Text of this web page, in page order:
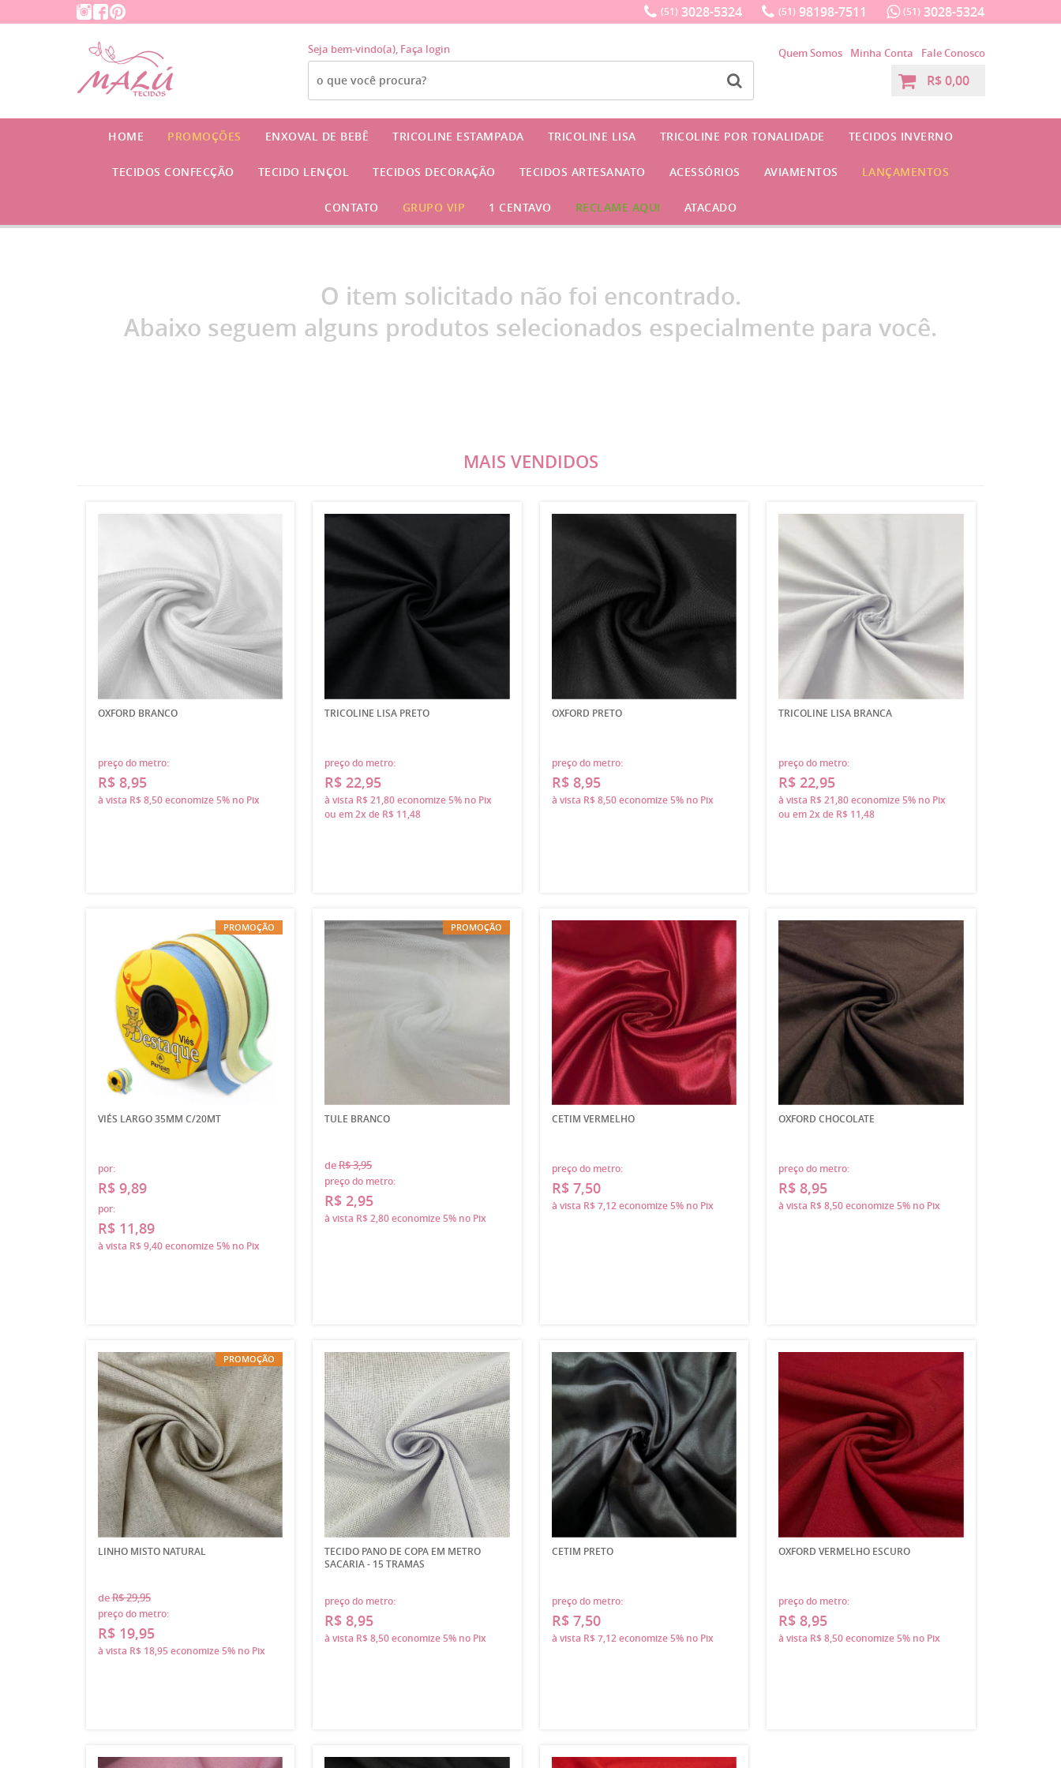
(51) 3028-5324 (51) 98198-7511 (51) 3028-5324
Seja bem-vindo(a), Faça login Quem Somos Minha Conta Fale Conosco
R$ 0,00
HOME PROMOÇÕES ENXOVAL DE BEBÊ TRICOLINE ESTAMPADA TRICOLINE LISA TRICOLINE POR TONALIDADE TECIDOS INVERNO
TECIDOS CONFECÇÃO TECIDO LENÇOL TECIDOS DECORAÇÃO TECIDOS ARTESANATO ACESSÓRIOS AVIAMENTOS LANÇAMENTOS
CONTATO GRUPO VIP 1 CENTAVO RECLAME AQUI ATACADO
O item solicitado não foi encontrado.
Abaixo seguem alguns produtos selecionados especialmente para você.
MAIS VENDIDOS
OXFORD BRANCO
preço do metro:
R$ 8,95
à vista R$ 8,50economize5% no Pix
TRICOLINE LISA PRETO
preço do metro:
R$ 22,95
à vista R$ 21,80economize5% no Pix
ou em2x de R$ 11,48
OXFORD PRETO
preço do metro:
R$ 8,95
à vista R$ 8,50economize5% no Pix
TRICOLINE LISA BRANCA
preço do metro:
R$ 22,95
à vista R$ 21,80economize5% no Pix
ou em2x de R$ 11,48
PROMOÇÃO
VIÉS LARGO 35MM C/20MT
por:
R$ 9,89
por:
R$ 11,89
à vista R$ 9,40economize5% no Pix
PROMOÇÃO
TULE BRANCO
deR$ 3,95
preço do metro:
R$ 2,95
à vista R$ 2,80economize5% no Pix
CETIM VERMELHO
preço do metro:
R$ 7,50
à vista R$ 7,12economize5% no Pix
OXFORD CHOCOLATE
preço do metro:
R$ 8,95
à vista R$ 8,50economize5% no Pix
PROMOÇÃO
LINHO MISTO NATURAL
deR$ 29,95
preço do metro:
R$ 19,95
à vista R$ 18,95economize5% no Pix
TECIDO PANO DE COPA EM METRO
SACARIA - 15 TRAMAS
preço do metro:
R$ 8,95
à vista R$ 8,50economize5% no Pix
CETIM PRETO
preço do metro:
R$ 7,50
à vista R$ 7,12economize5% no Pix
OXFORD VERMELHO ESCURO
preço do metro:
R$ 8,95
à vista R$ 8,50economize5% no Pix